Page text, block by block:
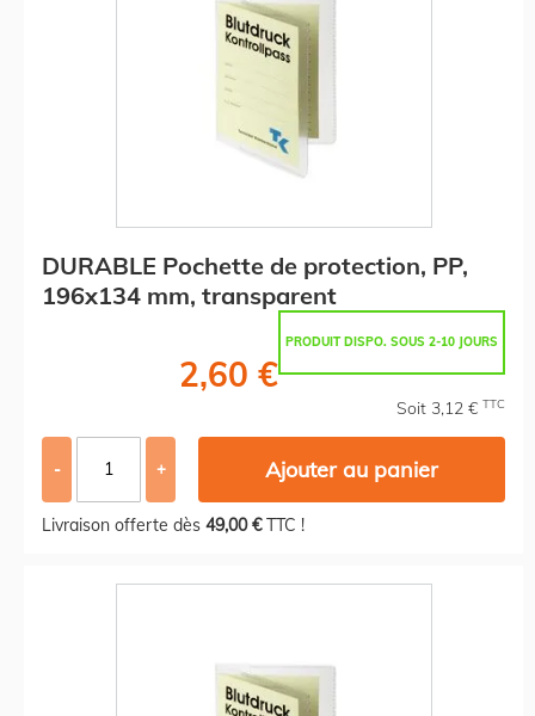
DURABLE Pochette de protection, PP,
196x134 mm, transparent
PRODUIT DISPO. SOUS 2-10 JOURS
2,60 €
Soit 3,12 € TTC
- + Ajouter au panier
Livraison offerte dès 49,00 €TTC !